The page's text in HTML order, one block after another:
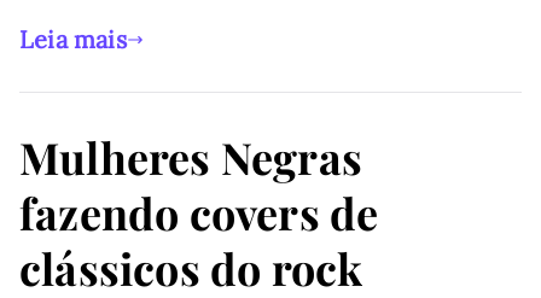
Leia mais
Mulheres Negras
fazendo covers de
clássicos do rock